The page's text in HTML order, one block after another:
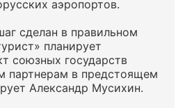
аэропортов.
сделан в правильном
планирует
союзных государств
партнерам в предстоящем
Александр Мусихин.